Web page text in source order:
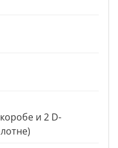
и 2 D-